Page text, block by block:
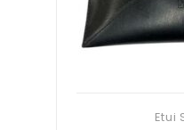
Etui